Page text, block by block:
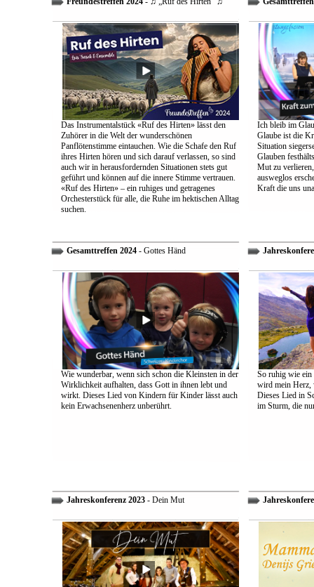
Das Instrumentalstück «Ruf des Hirten» lässt den
Zuhörer in die Welt der wunderschönen
Panflötenstimme eintauchen. Wie die Schafe den Ruf
ihres Hirten hören und sich darauf verlassen, so sind
auch wir in herausfordernden Situationen stets gut
geführt und können auf die innere Stimme vertrauen.
«Ruf des Hirten» – ein ruhiges und getragenes
Orchesterstück für alle, die Ruhe im hektischen Alltag
suchen.
Ich bleib im
Glaube ist die
Situation
Glauben
Mut zu
ausweglos
Kraft die uns
Gesamttreffen 2024- Gottes Händ
Wie wunderbar, wenn sich schon die Kleinsten in der
Wirklichkeit aufhalten, dass Gott in ihnen lebt und
wirkt. Dieses Lied von Kindern für Kinder lässt auch
kein Erwachsenenherz unberührt.
So ruhig wie ein
wird mein Herz,
Dieses Lied in
im Sturm, die
Jahreskonferenz 2023- Dein Mut